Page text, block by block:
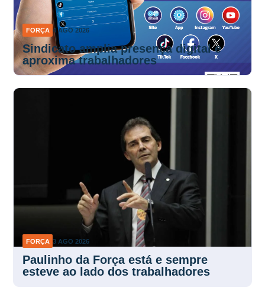
FORÇA 4 AGO 2026
Sindicato amplia presença digital e
aproxima trabalhadores
FORÇA 3 AGO 2026
Paulinho da Força está e sempre
esteve ao lado dos trabalhadores